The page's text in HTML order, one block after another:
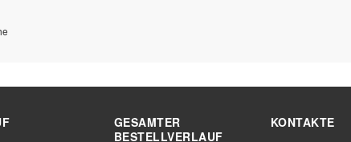
GESAMTER
BESTELLVERLAUF
KONTAKTE